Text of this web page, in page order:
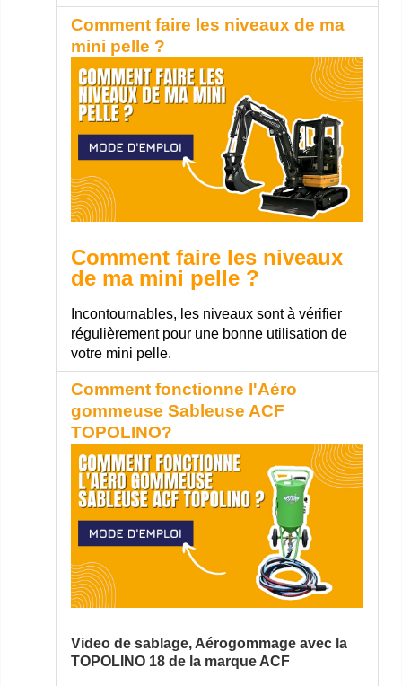
Comment faire les niveaux de ma
mini pelle ?
Comment faire les niveaux
de ma mini pelle ?
Incontournables, les niveaux sont à vérifier
régulièrement pour une bonne utilisation de
votre mini pelle.
Comment fonctionne l'Aéro
gommeuse Sableuse ACF
TOPOLINO?
Video de sablage, Aérogommage avec la
TOPOLINO 18 de la marque ACF